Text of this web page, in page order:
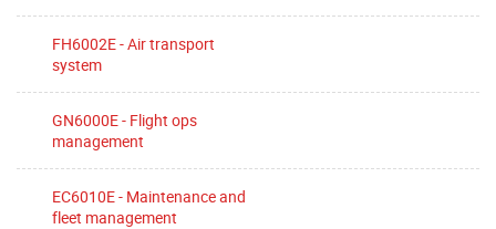
FH6002E - Air transport
system
GN6000E - Flight ops
management
EC6010E - Maintenance and
fleet management